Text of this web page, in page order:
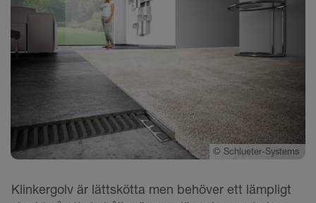
© Schlueter-Systems
Klinkergolv är lättskötta men behöver ett lämpligt